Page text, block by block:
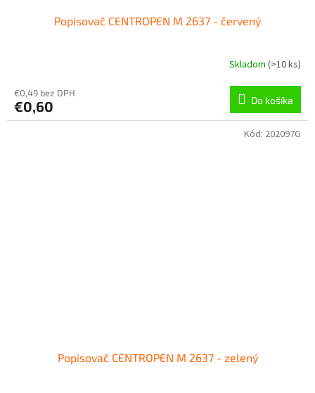
Popisovač CENTROPEN M 2637 - červený
Skladom (>10 ks)
€0,49 bez DPH
€0,60 Do košíka
Popisovač CENTROPEN M 2637 - zelený
Kód: 202097G